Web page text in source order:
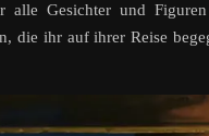
alle Gesichter und
die ihr auf ihrer Reise